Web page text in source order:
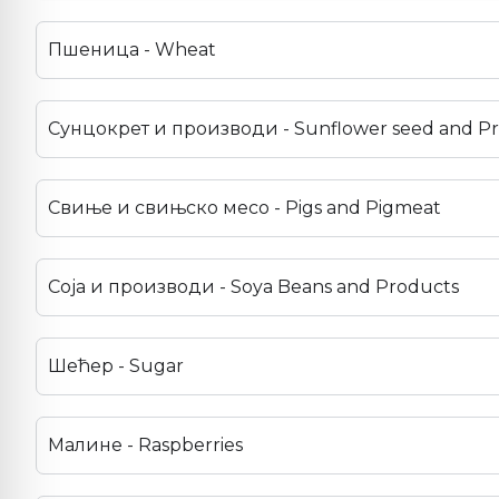
Пшеница - Wheat
Сунцокрет и производи - Sunflower seed and
Свиње и свињско месо - Pigs and Pigmeat
Соја и производи - Soya Beans and Products
Шећер - Sugar
Малине - Raspberries